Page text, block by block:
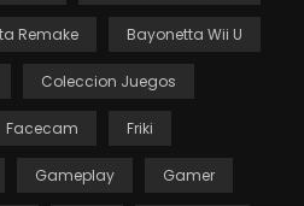
Remake Bayonetta Wii U
Coleccion Juegos
Facecam Friki
Gameplay Gamer